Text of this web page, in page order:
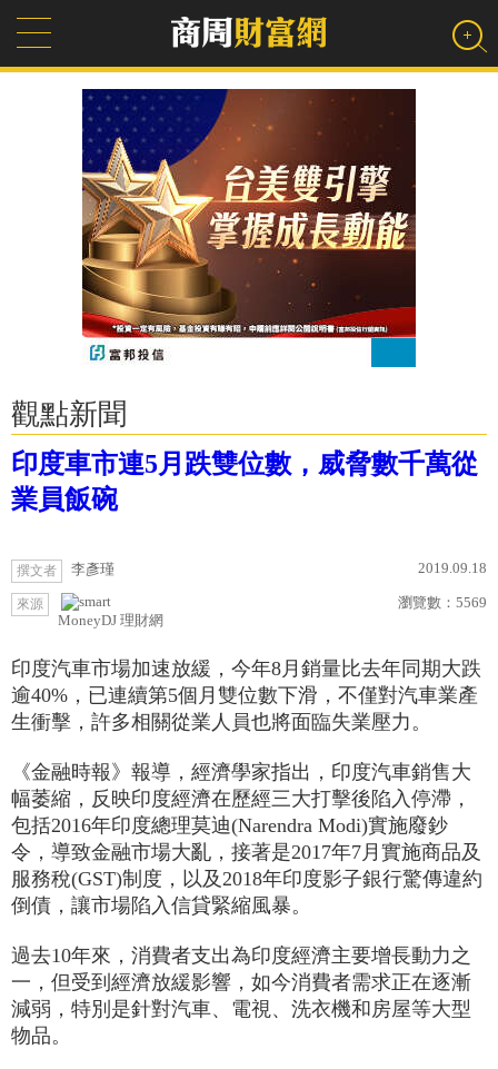
觀點新聞
印度車市連5月跌雙位數，威脅數千萬從
業員飯碗
撰文者 李彥瑾 2019.09.18
來源
MoneyDJ 理財網
瀏覽數： 5569
印度汽車市場加速放緩，今年8月銷量比去年同期大跌
逾40%，已連續第5個月雙位數下滑，不僅對汽車業產
生衝擊，許多相關從業人員也將面臨失業壓力。
《金融時報》報導，經濟學家指出，印度汽車銷售大
幅萎縮，反映印度經濟在歷經三大打擊後陷入停滯，
包括2016年印度總理莫迪(Narendra Modi)實施廢鈔
令，導致金融市場大亂，接著是2017年7月實施商品及
服務稅(GST)制度，以及2018年印度影子銀行驚傳違約
倒債，讓市場陷入信貸緊縮風暴。
過去10年來，消費者支出為印度經濟主要增長動力之
一，但受到經濟放緩影響，如今消費者需求正在逐漸
減弱，特別是針對汽車、電視、洗衣機和房屋等大型
物品。